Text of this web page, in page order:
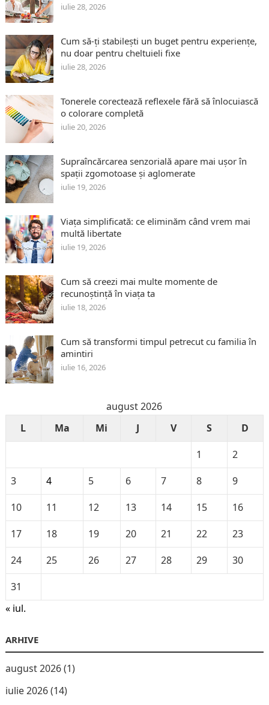
iulie 28, 2026
Cum să-ți stabilești un buget pentru experiențe,
nu doar pentru cheltuieli fixe
iulie 28, 2026
Tonerele corectează reflexele fără să înlocuiască
o colorare completă
iulie 20, 2026
Supraîncărcarea senzorială apare mai ușor în
spații zgomotoase și aglomerate
iulie 19, 2026
Viața simplificată: ce eliminăm când vrem mai
multă libertate
iulie 19, 2026
Cum să creezi mai multe momente de
recunoștință în viața ta
iulie 18, 2026
Cum să transformi timpul petrecut cu familia în
amintiri
iulie 16, 2026
august 2026
L
Ma Mi J V S
D
1
2
3
4 5 6 7 8
9
10
11 12 13 14 15
16
17
18 19 20 21 22
23
24
25 26 27 28 29
30
31
« iul.
ARHIVE
august 2026(1)
iulie 2026(14)